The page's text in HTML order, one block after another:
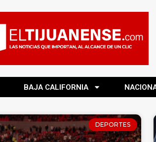
BAJA CALIFORNIA
DEPORTES